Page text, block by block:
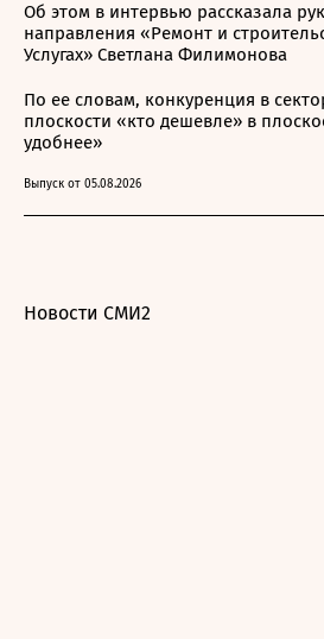
Об этом в интервью рассказала
направления «Ремонт и
Услугах» Светлана Филимонова
По ее словам, конкуренция в
плоскости «кто дешевле» в
удобнее»
Выпуск от 05.08.2026
Новости СМИ2